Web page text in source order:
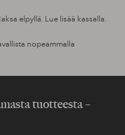
elpyllä. Lue lisää kassalla.
nopeammalla
tuotteesta –